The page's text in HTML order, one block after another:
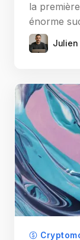
la
énorme
Julien